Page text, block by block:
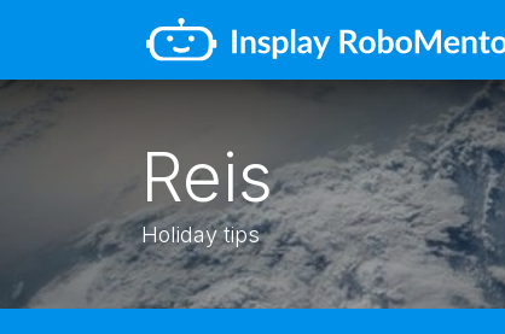
Reis
Holiday tips